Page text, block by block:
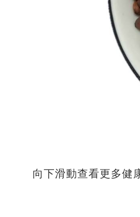
向下滑動查看更多健